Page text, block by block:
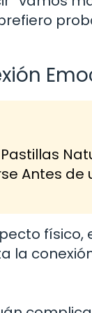
Antes de
físico,
la